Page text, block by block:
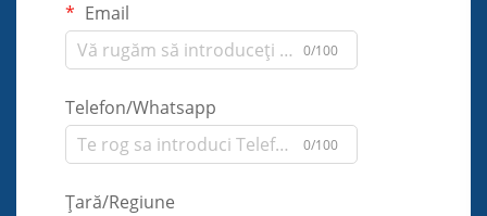
Email
0/100
Telefon/Whatsapp
0/100
Țară/Regiune